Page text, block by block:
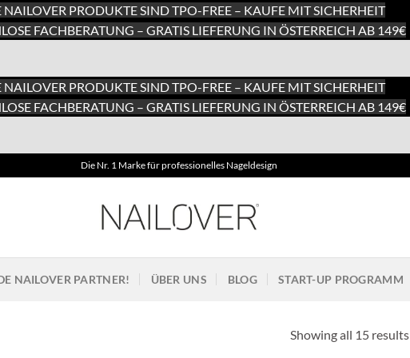
NAILOVER PRODUKTE SIND TPO-FREE – KAUFE MIT SICHERHEIT
FACHBERATUNG – GRATIS LIEFERUNG IN ÖSTERREICH AB 149€
NAILOVER PRODUKTE SIND TPO-FREE – KAUFE MIT SICHERHEIT
FACHBERATUNG – GRATIS LIEFERUNG IN ÖSTERREICH AB 149€
Die Nr. 1 Marke für professionelles Nageldesign
NAILOVER PARTNER! ÜBER UNS BLOG START-UP PROGRAMM
Showing all 15 results